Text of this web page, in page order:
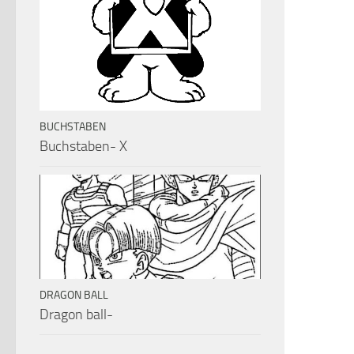
BUCHSTABEN
Buchstaben- X
DRAGON BALL
Dragon ball-